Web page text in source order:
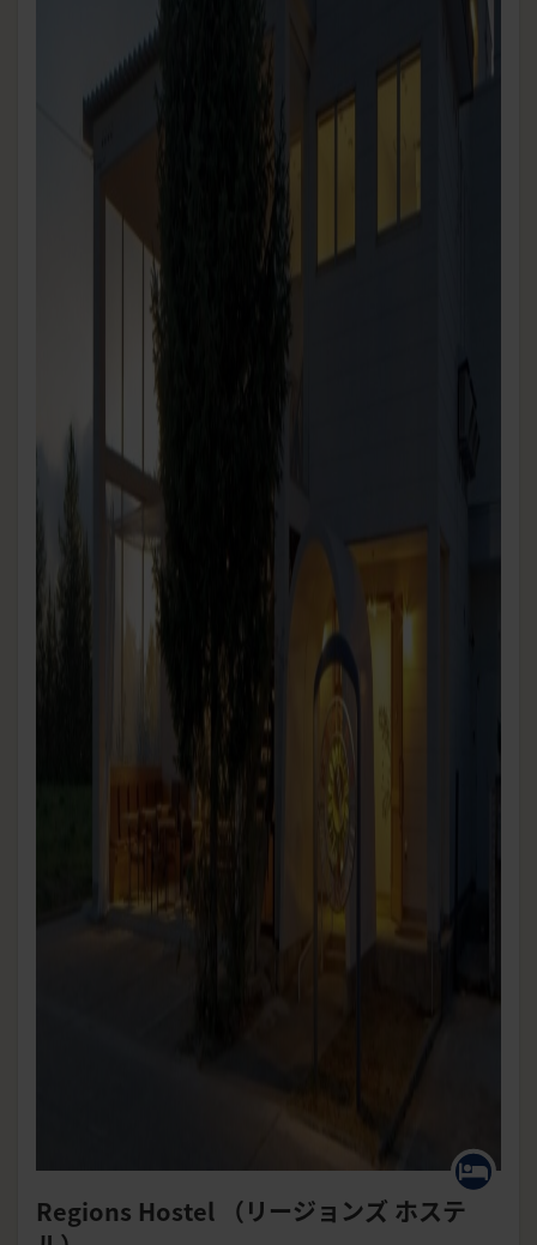
Regions Hostel （リージョンズ ホステ